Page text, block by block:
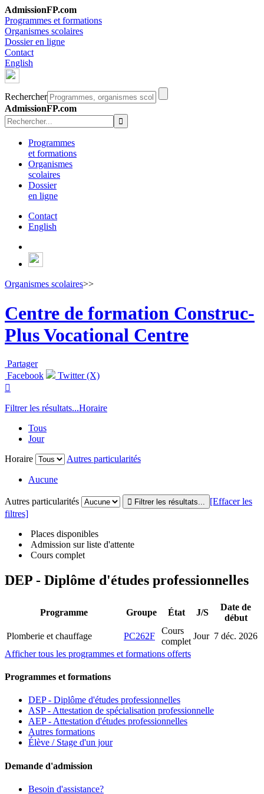
AdmissionFP.com
Programmes et formations
Organismes scolaires
Dossier en ligne
Contact
English
Rechercher
AdmissionFP.com
Programmes
et formations
Organismes
scolaires
Dossier
en ligne
Contact
English
Organismes scolaires>>
Centre de formation Construc-
Plus Vocational Centre
Partager
Facebook
Twitter (X)

Filtrer les résultats...Horaire
Tous
Jour
Horaire
Autres particularités
Aucune
Autres particularités
[Effacer les
filtres]
Places disponibles
Admission sur liste d'attente
Cours complet
DEP - Diplôme d'études professionnelles
Programme Groupe État J/S
Date de
début
Plomberie et chauffage
PC262F
Cours
complet
Jour 7 déc. 2026
Afficher tous les programmes et formations offerts
Programmes et formations
DEP - Diplôme d'études professionnelles
ASP - Attestation de spécialisation professionnelle
AEP - Attestation d'études professionnelles
Autres formations
Élève / Stage d'un jour
Demande d'admission
Besoin d'assistance?